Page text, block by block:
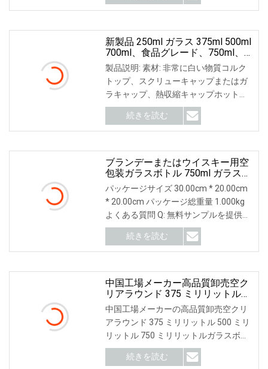
ち
新製品 250ml ガラス 375ml 500ml
700ml、食品グレード、750ml、
空ボトル スピリッツボトル/ウイ
スキーボトル/シーバスボトル/ワ
インボトル/ウォッカボトル/ブラ
ンデーボトル
製品説明: 素材: 非常に白い物質コルク
トップ、スクリューキャップまたはガ
ラキャップ、熱収縮キャップホットス
タンピング、ロゴデカール、カラース
プレー、電気メッキ、マット環境
続きを読む
ブランデーまたはウイスキー用空
包装ガラスボトル 750ml ガラスコ
ルク付き
パッケージサイズ 30.00cm * 20.00cm
* 20.00cm パッケージ総重量 1.000kg
よくある質問 Q: 無料サンプルを提供し
ていますが、どうすればサンプルを入
手できますか? A: はい、無料サンプル
を提供させていた
続きを読む
中国工場メーカー高品質卸売空ク
リアラウンド 375 ミリリットル
500 ミリリットル 750 ミリリット
ルガラスボトルワインボトルウォ
ッカジンラムアルコールウイスキ
ーテキーラブランデー
中国工場メーカーの高品質卸売空クリ
アラウンド 375 ミリリットル 500 ミリ
リットル 750 ミリリットルガラスボト
ルワインボトルウォッカジンラム酒ア
ルコールウイスキーテキーラブランデ
続きを読む